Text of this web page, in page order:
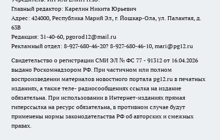
Главный редактор: Карелин Никита Юрьевич
Адрес: 424000, Республика Марий Эл, г. Йошкар-Ола, ул. Палантая, д.
63В
Редакция: 31-40-60, pgorod12@mail.ru
Рекламный отдел: 8-927-680-46-20? 8-927-680-46-10, mari@pg12.ru
Свидетельство о регистрации СМИ ЭЛ № ФС 77 - 91312 от 16.04.2026
выдано Роскомнадзором РФ. При частичном или полном
воспроизведении материалов новостного портала pg12.ru в печатных
изданиях, а также теле- радиосообщениях ссылка на издание
обязательна. При использовании в Интернет-изданиях прямая
гиперссылка на ресурс обязательна, в противном случае будут
применены нормы законодательства РФ об авторских и смежных
правах.